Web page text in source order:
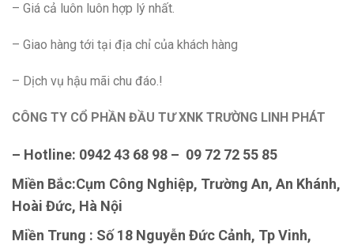
– Giá cả luôn luôn hợp lý nhất.
– Giao hàng tới tại địa chỉ của khách hàng
– Dịch vụ hậu mãi chu đáo.!
CÔNG TY CỔ PHẦN ĐẦU TƯ XNK TRƯỜNG LINH PHÁT
– Hotline: 0942 43 68 98 – 09 72 72 55 85
Miền Bắc:Cụm Công Nghiệp, Trường An, An Khánh,
Hoài Đức, Hà Nội
Miền Trung : Số 18 Nguyễn Đức Cảnh, Tp Vinh,